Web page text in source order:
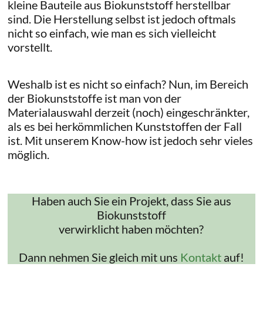
kleine Bauteile aus Biokunststoff herstellbar
sind. Die Herstellung selbst ist jedoch oftmals
nicht so einfach, wie man es sich vielleicht
vorstellt.
Weshalb ist es nicht so einfach? Nun, im Bereich
der Biokunststoffe ist man von der
Materialauswahl derzeit (noch) eingeschränkter,
als es bei herkömmlichen Kunststoffen der Fall
ist. Mit unserem Know-how ist jedoch sehr vieles
möglich.
Haben auch Sie ein Projekt, dass Sie aus
Biokunststoff
verwirklicht haben möchten?
Dann nehmen Sie gleich mit uns Kontakt auf!